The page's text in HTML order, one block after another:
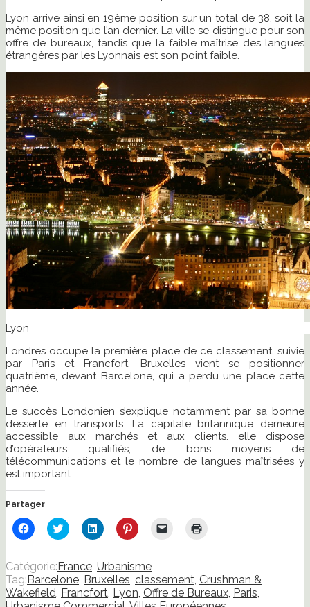
Lyon arrive ainsi en 19ème position sur un total de 38, soit la
même position que l’an dernier. La ville se distingue pour son
offre de bureaux, tandis que la faible maîtrise des langues
étrangères par les Lyonnais est son point faible.
Lyon
Londres occupe la première place de ce classement, suivie
par Paris et Francfort. Bruxelles vient se positionner
quatrième, devant Barcelone, qui a perdu une place cette
année.
Le succès Londonien s’explique notamment par sa bonne
desserte en transports. La capitale britannique demeure
accessible aux marchés et aux clients. elle dispose
d’opérateurs qualifiés, de bons moyens de
télécommunications et le nombre de langues maîtrisées y
est important.
Partager
Cliquez
pour
Facebook(ouvre
dans
une
nouvelle
fenêtre)
Cliquez
pour
Twitter(ouvre
dans
une
nouvelle
fenêtre)
Cliquez
pour
LinkedIn(ouvre
dans
une
nouvelle
fenêtre)
Cliquez
pour
Pinterest(ouvre
dans
une
nouvelle
fenêtre)
Cliquer
e-
mail
à
fenêtre)
Catégorie: France, Urbanisme
Tag: Barcelone, Bruxelles, classement, Crushman &
Wakefield, Francfort, Lyon, Offre de Bureaux, Paris,